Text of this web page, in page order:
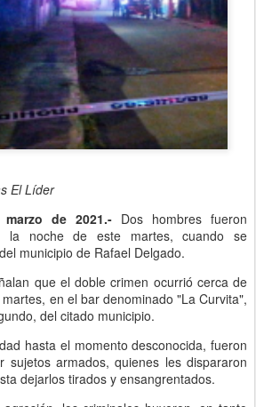
El Líder
de 2021.- Dos hombres fueron
la noche de este martes, cuando se
municipio de Rafael Delgado.
que el doble crimen ocurrió cerca de
en el bar denominado "La Curvita",
del citado municipio.
hasta el momento desconocida, fueron
sujetos armados, quienes les dispararon
dejarlos tirados y ensangrentados.